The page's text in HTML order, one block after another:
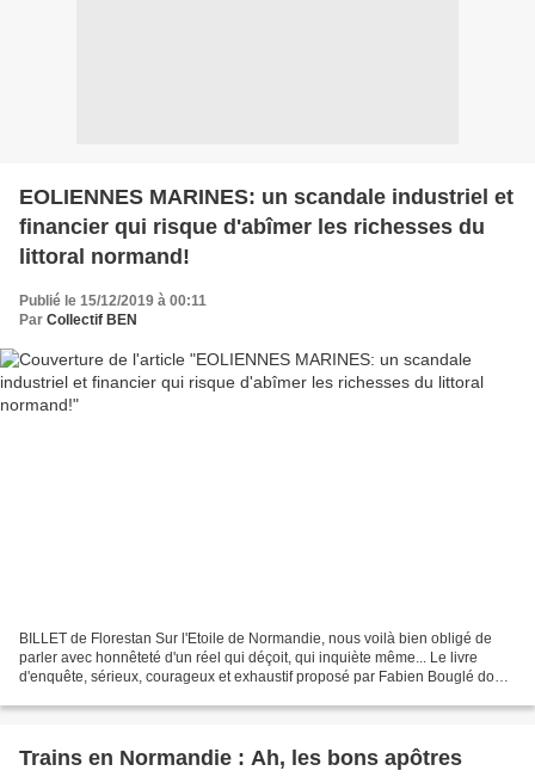
EOLIENNES MARINES: un scandale industriel et
financier qui risque d'abîmer les richesses du
littoral normand!
Publié le 15/12/2019 à 00:11
Par Collectif BEN
BILLET de Florestan Sur l'Etoile de Normandie, nous voilà bien obligé de
parler avec honnêteté d'un réel qui déçoit, qui inquiète même... Le livre
d'enquête, sérieux, courageux et exhaustif proposé par Fabien Bouglé dont
Trains en Normandie : Ah, les bons apôtres